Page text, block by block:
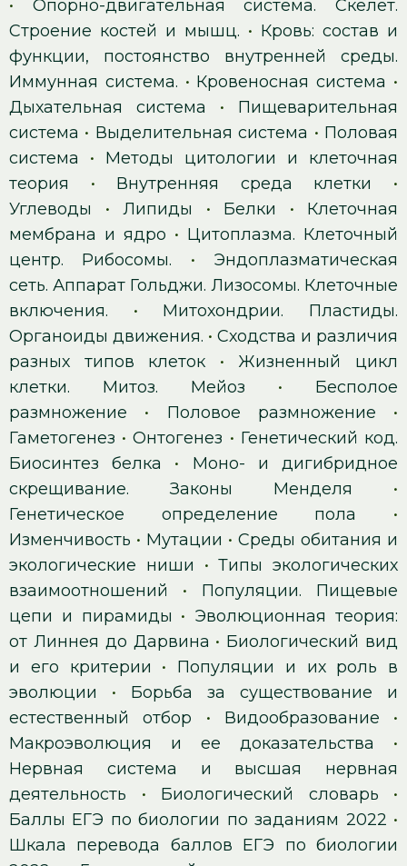
• Опорно-двигательная система. Скелет.
Строение костей и мышц. • Кровь: состав и
функции, постоянство внутренней среды.
Иммунная система. • Кровеносная система •
Дыхательная система • Пищеварительная
система • Выделительная система • Половая
система • Методы цитологии и клеточная
теория • Внутренняя среда клетки
•
Углеводы • Липиды • Белки • Клеточная
мембрана и ядро • Цитоплазма. Клеточный
центр. Рибосомы. • Эндоплазматическая
сеть. Аппарат Гольджи. Лизосомы. Клеточные
включения. • Митохондрии. Пластиды.
Органоиды движения. • Сходства и различия
разных типов клеток • Жизненный цикл
клетки. Митоз. Мейоз • Бесполое
размножение • Половое размножение •
Гаметогенез •Онтогенез • Генетический код.
Биосинтез белка
• Моно- и дигибридное
скрещивание. Законы Менделя •
Генетическое определение пола
•
Изменчивость • Мутации • Среды обитания и
экологические ниши •Типы экологических
взаимоотношений • Популяции. Пищевые
цепи и пирамиды • Эволюционная теория:
от Линнея до Дарвина • Биологический вид
и его критерии • Популяции и их роль в
эволюции • Борьба за существование и
естественный отбор • Видообразование •
Макроэволюция и ее доказательства •
Нервная система и высшая нервная
деятельность • Биологический словарь •
Баллы ЕГЭ по биологии по заданиям 2022 •
Шкала перевода баллов ЕГЭ по биологии